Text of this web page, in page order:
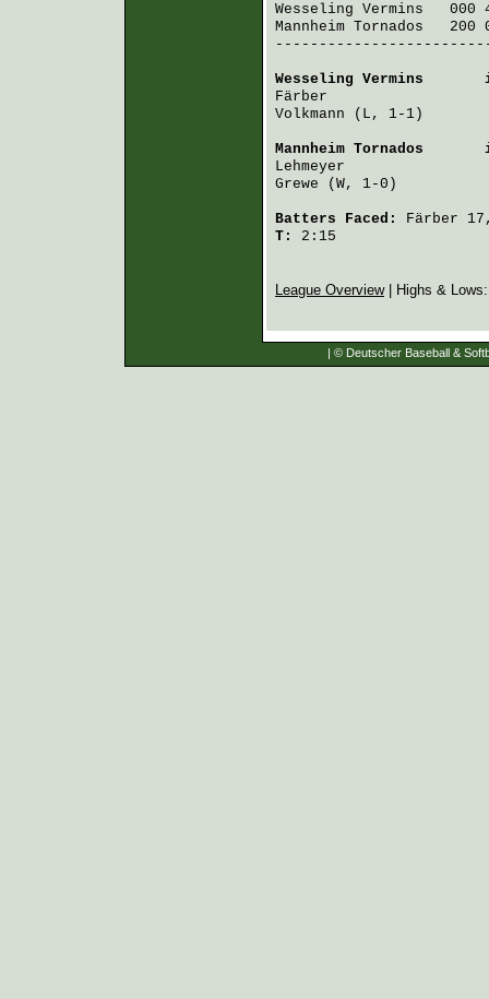
Wesseling Vermins
000
Mannheim Tornados
200
Wesseling Vermins
Färber
Volkmann (L, 1-1)
Mannheim Tornados
Lehmeyer
Grewe (W, 1-0)
Batters Faced: Färber
T:
2:15
League Overview| Highs &
| © Deutscher Baseball &